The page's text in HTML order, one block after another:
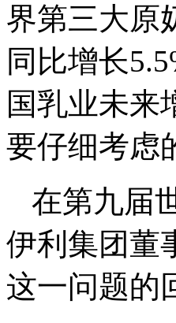
界第三大原
同比增长
国乳业未来
要仔细考虑
在第九届
伊利集团董
这一问题的